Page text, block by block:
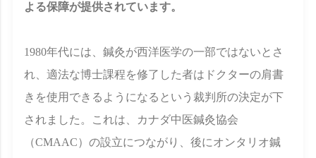
よる保障が提供されています。
1980年代には、鍼灸が西洋医学の一部ではないとさ
れ、適法な博士課程を修了した者はドクターの肩書
きを使用できるようになるという裁判所の決定が下
されました。これは、カナダ中医鍼灸協会
（CMAAC）の設立につながり、後にオンタリオ鍼